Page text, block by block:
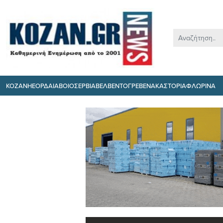
ΚΟΖΑΝΗΕΟΡΔΑΙΑΒΟΙΟΣΕΡΒΙΑΒΕΛΒΕΝΤΟΓΡΕΒΕΝΑΚΑΣΤΟΡΙΑΦΛΩΡΙΝΑ